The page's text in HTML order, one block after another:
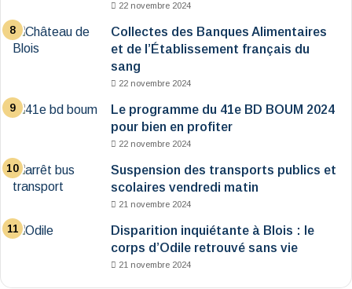
22 novembre 2024
Collectes des Banques Alimentaires
et de l’Établissement français du
sang
22 novembre 2024
Le programme du 41e BD BOUM 2024
pour bien en profiter
22 novembre 2024
Suspension des transports publics et
scolaires vendredi matin
21 novembre 2024
Disparition inquiétante à Blois : le
corps d’Odile retrouvé sans vie
21 novembre 2024